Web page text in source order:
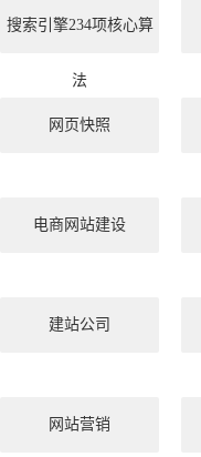
搜索引擎234项核心算
法
网页快照
电商网站建设
建站公司
网站营销